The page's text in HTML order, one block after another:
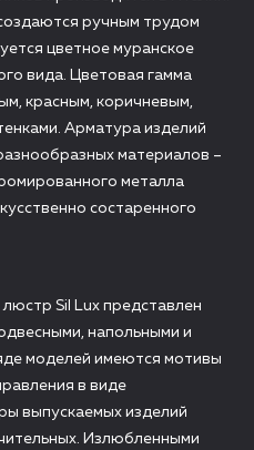
ручным трудом
цветное муранское
вида. Цветовая гамма
красным, коричневым,
Арматура изделий
материалов –
металла
состаренного
Sil Lux представлен
напольными и
моделей имеются мотивы
в виде
выпускаемых изделий
Излюбленными